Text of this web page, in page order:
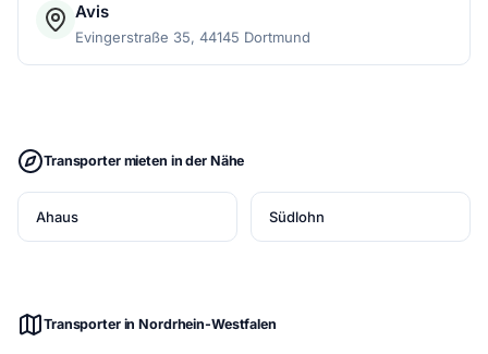
Avis
Evingerstraße 35, 44145 Dortmund
Transporter mieten in der Nähe
Ahaus Südlohn
Transporter in Nordrhein-Westfalen